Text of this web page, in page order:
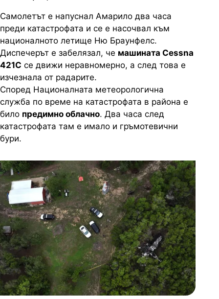
Самолетът е напуснал Амарило два часа
преди катастрофата и се е насочвал към
националното летище Ню Браунфелс.
Диспечерът е забелязал, че машината Cessna
421C се движи неравномерно, а след това е
изчезнала от радарите.
Според Националната метеорологична
служба по време на катастрофата в района е
било предимно облачно. Два часа след
катастрофата там е имало и гръмотевични
бури.